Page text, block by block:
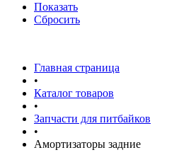
Показать
Сбросить
Главная страница
•
Каталог товаров
•
Запчасти для питбайков
•
Амортизаторы задние